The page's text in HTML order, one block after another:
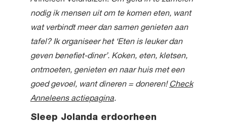
nodig ik mensen uit om te komen eten, want
wat verbindt meer dan samen genieten aan
tafel? Ik organiseer het ‘Eten is leuker dan
geven benefiet-diner’. Koken, eten, kletsen,
ontmoeten, genieten en naar huis met een
goed gevoel, want dineren = doneren!Check
Anneleens actiepagina.
Sleep Jolanda erdoorheen